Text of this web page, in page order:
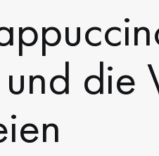
die